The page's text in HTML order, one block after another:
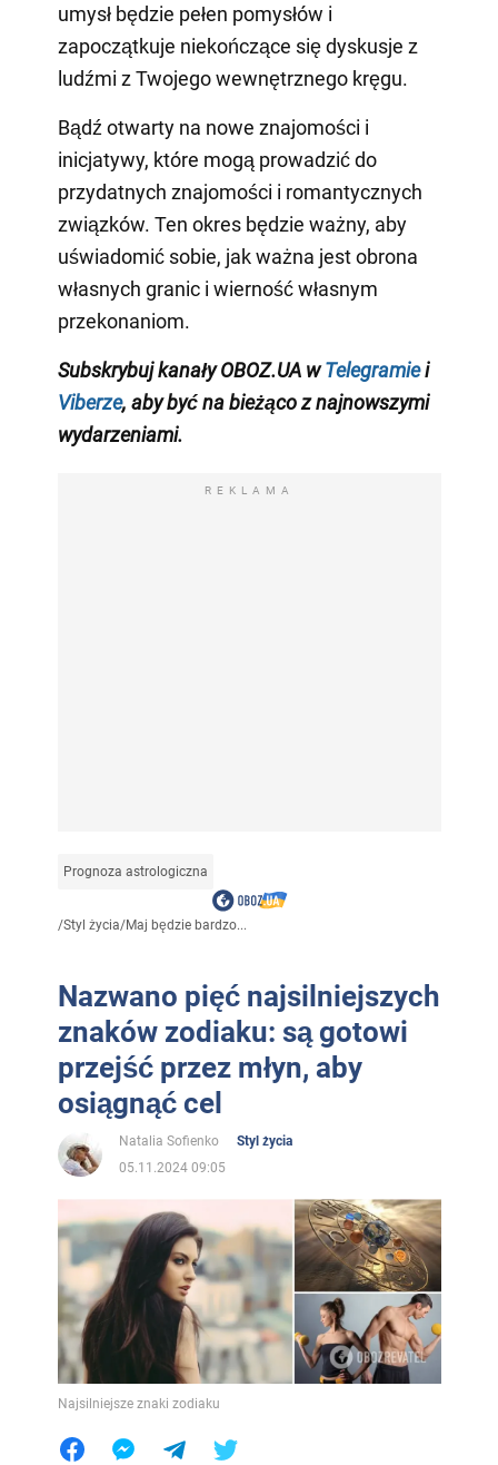
umysł będzie pełen pomysłów i
zapoczątkuje niekończące się dyskusje z
ludźmi z Twojego wewnętrznego kręgu.
Bądź otwarty na nowe znajomości i
inicjatywy, które mogą prowadzić do
przydatnych znajomości i romantycznych
związków. Ten okres będzie ważny, aby
uświadomić sobie, jak ważna jest obrona
własnych granic i wierność własnym
przekonaniom.
Subskrybuj kanały OBOZ.UA wTelegramiei
Viberze, aby być na bieżąco znajnowszymi
wydarzeniami.
REKLAMA
Prognoza astrologiczna
/Styl życia/Maj będzie bardzo...
Nazwano pięć najsilniejszych
znaków zodiaku: są gotowi
przejść przez młyn, aby
osiągnąć cel
Natalia Sofienko
Styl życia
05.11.2024 09:05
Najsilniejsze znaki zodiaku